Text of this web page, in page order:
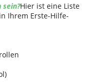
Hier ist eine Liste
Ihrem Erste-Hilfe-